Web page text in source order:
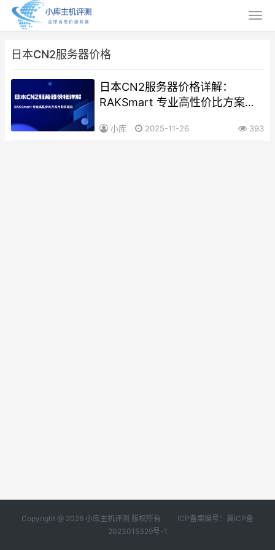
日本CN2服务器价格
日本CN2服务器价格详解：
RAKSmart 专业高性价比方案与
小库 2025-11-26 393
Copyright @ 2026 小库主机评测 版权所有 ICP备案编号：冀ICP备
2023015329号-1